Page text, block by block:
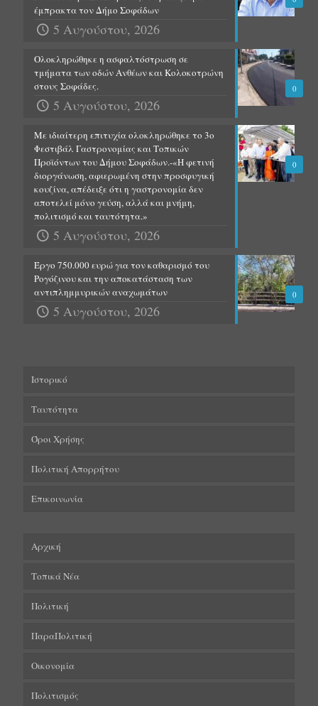
έμπρακτα τον Δήμο Σοφάδων
5 Αυγούστου, 2026
0
Ολοκληρώθηκε η ασφαλτόστρωση σε
τμήματα των οδών Ανθέων και Κολοκοτρώνη
στους Σοφάδες.
5 Αυγούστου, 2026
0
Με ιδιαίτερη επιτυχία ολοκληρώθηκε το 3ο
Φεστιβάλ Γαστρονομίας και Τοπικών
Προϊόντων του Δήμου Σοφάδων.-«Η φετινή
διοργάνωση, αφιερωμένη στην προσφυγική
κουζίνα, απέδειξε ότι η γαστρονομία δεν
αποτελεί μόνο γεύση, αλλά και μνήμη,
πολιτισμό και ταυτότητα.»
5 Αυγούστου, 2026
0
Έργο 750.000 ευρώ για τον καθαρισμό του
Ρογόζινου και την αποκατάσταση των
αντιπλημμυρικών αναχωμάτων
5 Αυγούστου, 2026
Ιστορικό
Ταυτότητα
Όροι Χρήσης
Πολιτική Απορρήτου
Επικοινωνία
Αρχική
Τοπικά Νέα
Πολιτική
ΠαραΠολιτική
Οικονομία
Πολιτισμός